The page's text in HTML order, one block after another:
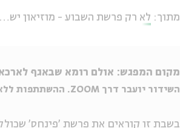
מתוך: לא רק פרשת השבוע - מוזיאון ישראל מארח את בית אבי חי
מקום המפגש: אולם רומא שבאגף
השידור יועבר דרך ZOOM. ההשתתפות ללא עלות וכרוכה בהרשמה.
בשבת זו קוראים את פרשת 'פינחס'